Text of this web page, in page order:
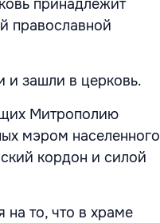
принадлежит
православной
и зашли в церковь.
Митрополию
мэром населенного
кордон и силой
на то, что в храме